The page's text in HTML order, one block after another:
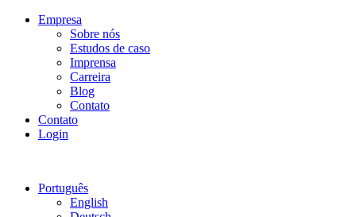
Empresa
Sobre nós
Estudos de caso
Imprensa
Carreira
Blog
Contato
Contato
Login
Português
English